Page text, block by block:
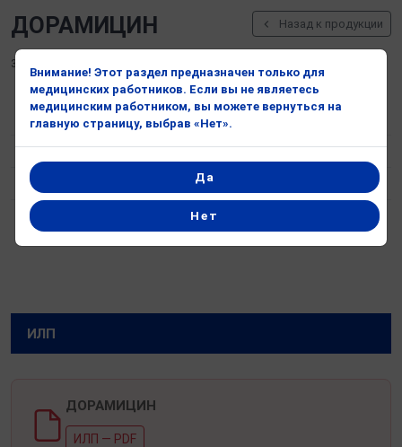
ДОРАМИЦИН Назад к продукции
3.000.000 M.O.
Форма
Таблетки, покрытые
пленочной оболочкой
Действующее вещество Спирамицин
Форма выпуска 10 Tаблеток
Терапевтическая категория
Противоинфекционные
средства
ИЛП
ИЛПДОРАМИЦИН
ИЛП — PDF
Внимание! Этот раздел предназначен только для
медицинских работников. Если вы не являетесь
медицинским работником, вы можете вернуться на
главную страницу, выбрав «Нет».
Да
Нет